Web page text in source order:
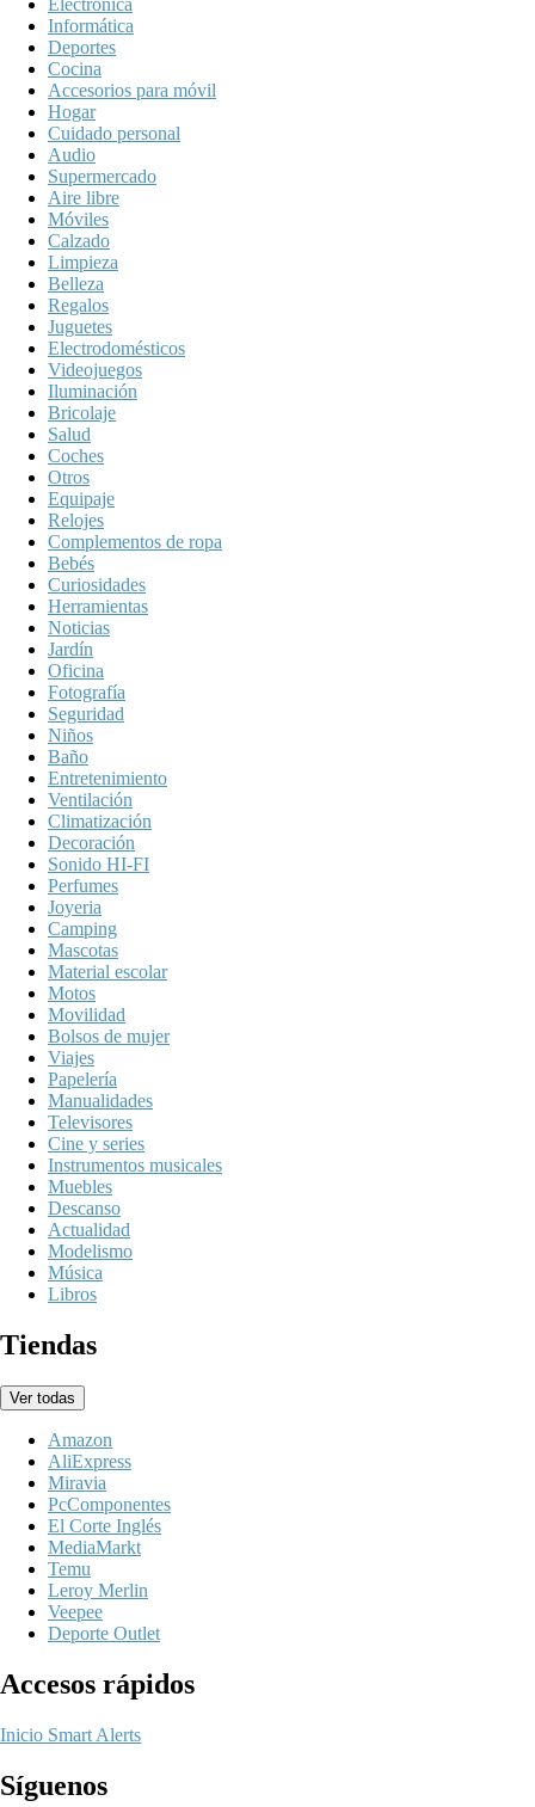
Electrónica
Informática
Deportes
Cocina
Accesorios para móvil
Hogar
Cuidado personal
Audio
Supermercado
Aire libre
Móviles
Calzado
Limpieza
Belleza
Regalos
Juguetes
Electrodomésticos
Videojuegos
Iluminación
Bricolaje
Salud
Coches
Otros
Equipaje
Relojes
Complementos de ropa
Bebés
Curiosidades
Herramientas
Noticias
Jardín
Oficina
Fotografía
Seguridad
Niños
Baño
Entretenimiento
Ventilación
Climatización
Decoración
Sonido HI-FI
Perfumes
Joyeria
Camping
Mascotas
Material escolar
Motos
Movilidad
Bolsos de mujer
Viajes
Papelería
Manualidades
Televisores
Cine y series
Instrumentos musicales
Muebles
Descanso
Actualidad
Modelismo
Música
Libros
Tiendas
Ver todas
Amazon
AliExpress
Miravia
PcComponentes
El Corte Inglés
MediaMarkt
Temu
Leroy Merlin
Veepee
Deporte Outlet
Accesos rápidos
Inicio Smart Alerts
Síguenos